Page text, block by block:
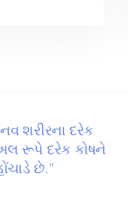
શરીરના દરેક
રૂપે દરેક કોષને
છે."